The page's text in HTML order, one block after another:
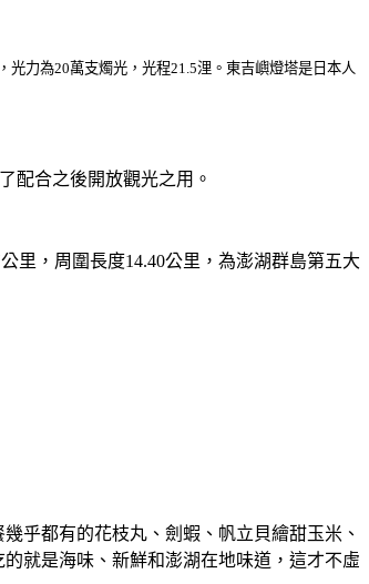
光力為20萬支燭光，光程21.5浬。東吉嶼燈塔是日本人
配合之後開放觀光之用。
里，周圍長度14.40公里，為澎湖群島第五大
乎都有的花枝丸、劍蝦、帆立貝繪甜玉米、
就是海味、新鮮和澎湖在地味道，這才不虛